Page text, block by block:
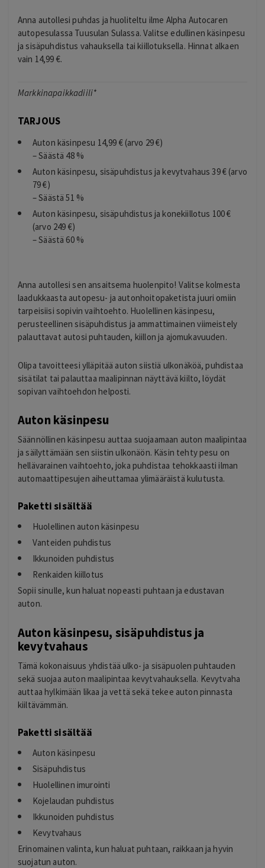
Anna autollesi puhdas ja huoliteltu ilme Alpha Autocaren
autopesulassa Tuusulan Sulassa. Valitse edullinen käsinpesu
ja sisäpuhdistus vahauksella tai kiillotuksella. Hinnat alkaen
vain 14,99 €.
Markkinapaikkadiili*
TARJOUS
Auton käsinpesu 14,99 € (arvo 29 €)
– Säästä 48 %
Auton käsinpesu, sisäpuhdistus ja kevytvahaus 39 € (arvo
79 €)
– Säästä 51 %
Auton käsinpesu, sisäpuhdistus ja konekiillotus 100 €
(arvo 249 €)
– Säästä 60 %
Anna autollesi sen ansaitsema huolenpito! Valitse kolmesta
laadukkaasta autopesu- ja autonhoitopaketista juuri omiin
tarpeisiisi sopivin vaihtoehto. Huolellinen käsinpesu,
perusteellinen sisäpuhdistus ja ammattimainen viimeistely
palauttavat autosi puhtauden, kiillon ja ajomukavuuden.
Olipa tavoitteesi ylläpitää auton siistiä ulkonäköä, puhdistaa
sisätilat tai palauttaa maalipinnan näyttävä kiilto, löydät
sopivan vaihtoehdon helposti.
Auton käsinpesu
Säännöllinen käsinpesu auttaa suojaamaan auton maalipintaa
ja säilyttämään sen siistin ulkonäön. Käsin tehty pesu on
hellävarainen vaihtoehto, joka puhdistaa tehokkaasti ilman
automaattipesujen aiheuttamaa ylimääräistä kulutusta.
Paketti sisältää
Huolellinen auton käsinpesu
Vanteiden puhdistus
Ikkunoiden puhdistus
Renkaiden kiillotus
Sopii sinulle, kun haluat nopeasti puhtaan ja edustavan
auton.
Auton käsinpesu, sisäpuhdistus ja
kevytvahaus
Tämä kokonaisuus yhdistää ulko- ja sisäpuolen puhtauden
sekä suojaa auton maalipintaa kevytvahauksella. Kevytvaha
auttaa hylkimään likaa ja vettä sekä tekee auton pinnasta
kiiltävämmän.
Paketti sisältää
Auton käsinpesu
Sisäpuhdistus
Huolellinen imurointi
Kojelaudan puhdistus
Ikkunoiden puhdistus
Kevytvahaus
Erinomainen valinta, kun haluat puhtaan, raikkaan ja hyvin
suojatun auton.